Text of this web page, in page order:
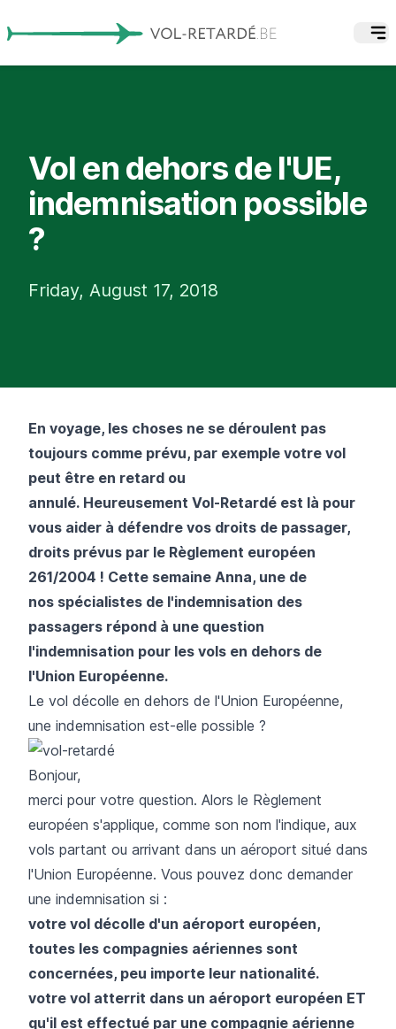
Vol en dehors de l'UE,
indemnisation possible
?
Friday, August 17, 2018
En voyage, les choses ne se déroulent pas
toujours comme prévu, par exemple votre vol
peut être en retard ou
annulé. Heureusement Vol-Retardé est là pour
vous aider à défendre vos droits de passager,
droits prévus par le Règlement européen
261/2004 ! Cette semaine Anna, une de
nos spécialistes de l'indemnisation des
passagers répond à une question
l'indemnisation pour les vols en dehors de
l'Union Européenne.
Le vol décolle en dehors de l'Union Européenne,
une indemnisation est-elle possible ?
Bonjour,
merci pour votre question. Alors le Règlement
européen s'applique, comme son nom l'indique, aux
vols partant ou arrivant dans un aéroport situé dans
l'Union Européenne. Vous pouvez donc demander
une indemnisation si :
votre vol décolle d'un aéroport européen,
toutes les compagnies aériennes sont
concernées, peu importe leur nationalité.
votre vol atterrit dans un aéroport européen ET
qu'il est effectué par une compagnie aérienne